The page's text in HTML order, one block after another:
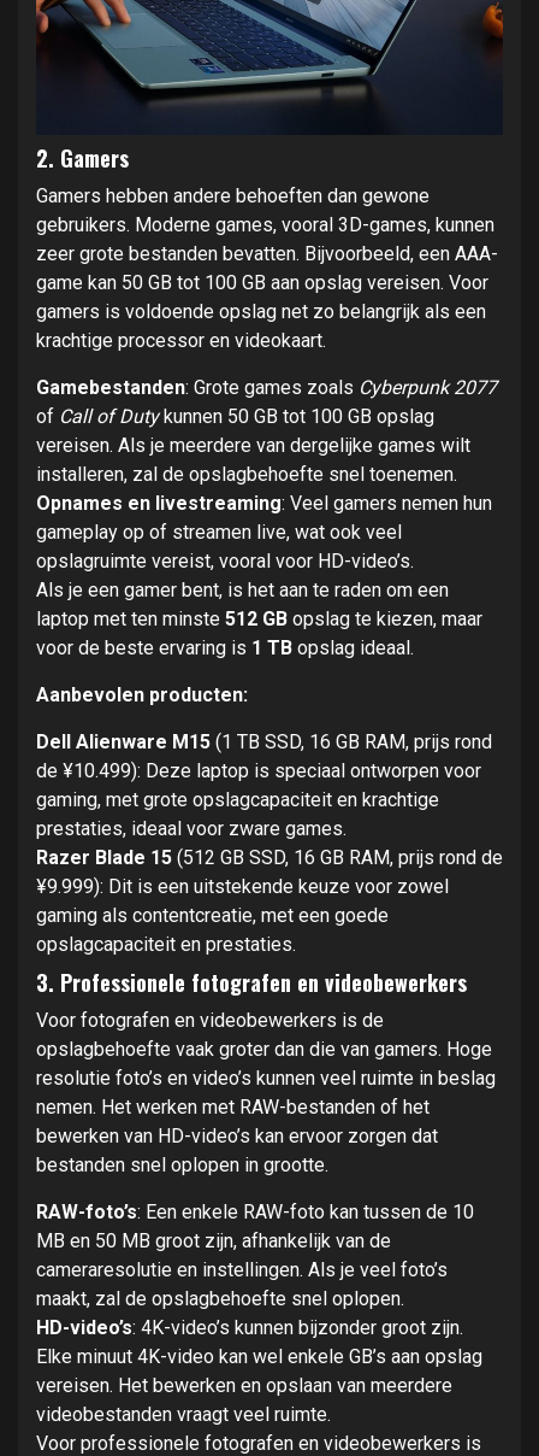
2. Gamers
Gamers hebben andere behoeften dan gewone
gebruikers. Moderne games, vooral 3D-games, kunnen
zeer grote bestanden bevatten. Bijvoorbeeld, een AAA-
game kan 50 GB tot 100 GB aan opslag vereisen. Voor
gamers is voldoende opslag net zo belangrijk als een
krachtige processor en videokaart.
Gamebestanden: Grote games zoals Cyberpunk 2077
of Call of Dutykunnen 50 GB tot 100 GB opslag
vereisen. Als je meerdere van dergelijke games wilt
installeren, zal de opslagbehoefte snel toenemen.
Opnames en livestreaming: Veel gamers nemen hun
gameplay op of streamen live, wat ook veel
opslagruimte vereist, vooral voor HD-video’s.
Als je een gamer bent, is het aan te raden om een
laptop met ten minste 512 GB opslag te kiezen, maar
voor de beste ervaring is 1 TB opslag ideaal.
Aanbevolen producten:
Dell Alienware M15 (1 TB SSD, 16 GB RAM, prijs rond
de ¥10.499): Deze laptop is speciaal ontworpen voor
gaming, met grote opslagcapaciteit en krachtige
prestaties, ideaal voor zware games.
Razer Blade 15 (512 GB SSD, 16 GB RAM, prijs rond de
¥9.999): Dit is een uitstekende keuze voor zowel
gaming als contentcreatie, met een goede
opslagcapaciteit en prestaties.
3. Professionele fotografen en videobewerkers
Voor fotografen en videobewerkers is de
opslagbehoefte vaak groter dan die van gamers. Hoge
resolutie foto’s en video’s kunnen veel ruimte in beslag
nemen. Het werken met RAW-bestanden of het
bewerken van HD-video’s kan ervoor zorgen dat
bestanden snel oplopen in grootte.
RAW-foto’s: Een enkele RAW-foto kan tussen de 10
MB en 50 MB groot zijn, afhankelijk van de
cameraresolutie en instellingen. Als je veel foto’s
maakt, zal de opslagbehoefte snel oplopen.
HD-video’s: 4K-video’s kunnen bijzonder groot zijn.
Elke minuut 4K-video kan wel enkele GB’s aan opslag
vereisen. Het bewerken en opslaan van meerdere
videobestanden vraagt veel ruimte.
Voor professionele fotografen en videobewerkers is